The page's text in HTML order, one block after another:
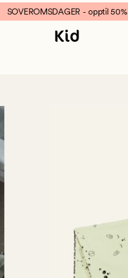
SOVEROMSDAGER - opptil 50%